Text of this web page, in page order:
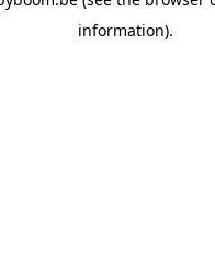
information).